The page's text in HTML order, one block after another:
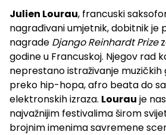
Julien Lourau, francuski
nagrađivani umjetnik, dobitnik je
nagrade Django Reinhardt Prize
godine u Francuskoj. Njegov rad
neprestano istraživanje muzičkih
preko hip-hopa, afro beata do
elektronskih izraza. Lourau je
najvažnijim festivalima širom
brojnim imenima savremene